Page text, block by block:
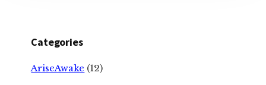
Categories
AriseAwake (12)